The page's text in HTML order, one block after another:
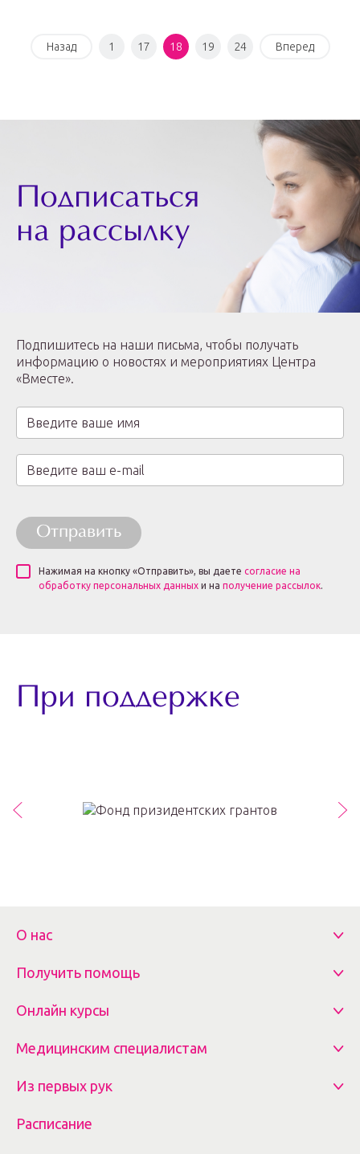
Назад 1 17 18 19 24 Вперед
Подписаться
на рассылку
Подпишитесь на наши письма, чтобы получать
информацию о новостях и мероприятиях Центра
«Вместе».
Отправить
Нажимая на кнопку «Отправить», вы даете согласие на
обработку персональных данных и на получение рассылок.
При поддержке
О нас
Получить помощь
Онлайн курсы
Медицинским специалистам
Из первых рук
Расписание